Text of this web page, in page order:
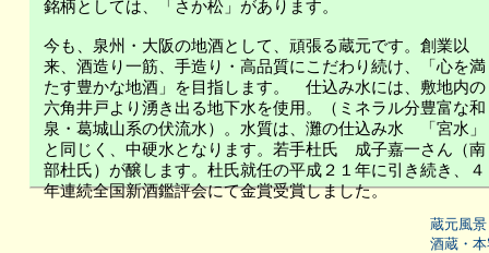
銘柄としては、「さか松」があります。
今も、泉州・大阪の地酒として、頑張る蔵元です。創業以
来、酒造り一筋、手造り・高品質にこだわり続け、「心を満
たす豊かな地酒」を 目指します。 仕込み水には、敷地内の
六角井戸より湧き出る地下水を使用。（ミネラル分豊富な和
泉・葛城山系の伏流水）。水質は、灘の仕込み水 「宮水」
と同じく、中硬水となります。 若手杜氏 成子嘉一さん（南
部杜氏）が醸します。杜氏就任の平成２１年に引き続き、４
年連続全国新酒鑑評会にて金賞受賞しました。
蔵元風
酒蔵・